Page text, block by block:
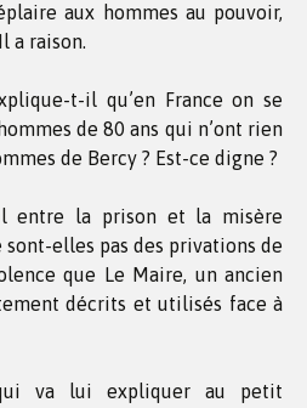
aux hommes au pouvoir,
a raison.
t-il qu’en France on se
de 80 ans qui n’ont rien
de Bercy ? Est-ce digne ?
entre la prison et la misère
sont-elles pas des privations de
que Le Maire, un ancien
décrits et utilisés face à
va lui expliquer au petit